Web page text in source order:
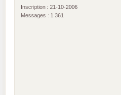
Inscription : 21-10-2006
Messages : 1 361